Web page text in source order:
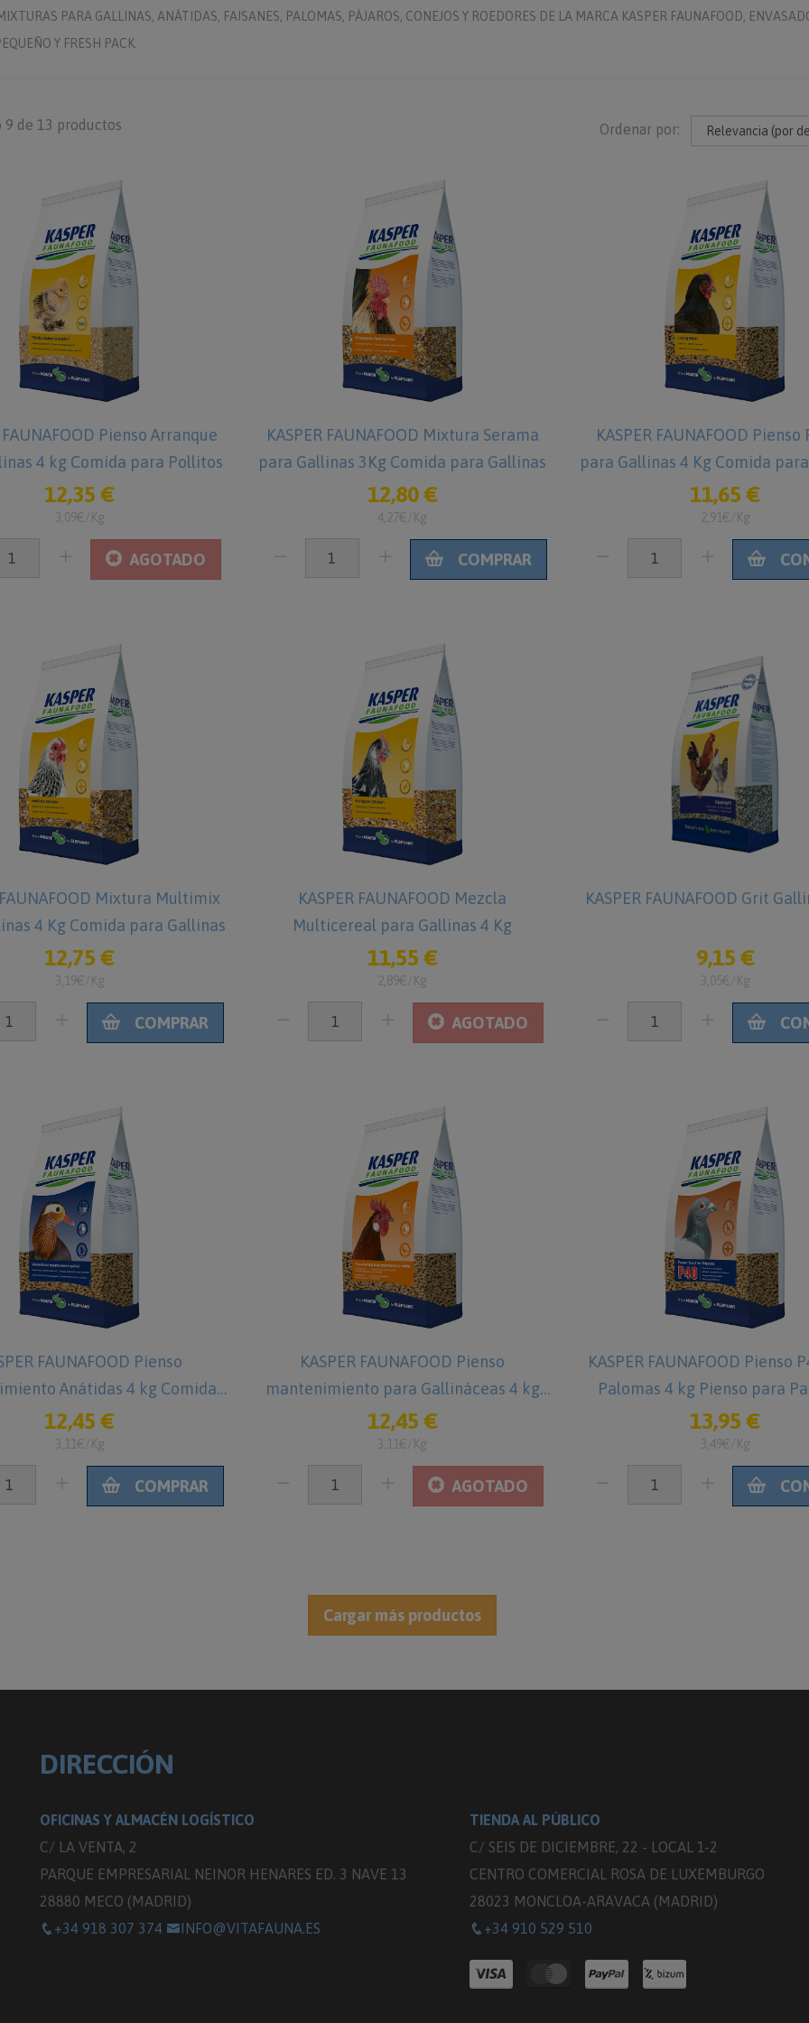
PARA GALLINAS, ANÁTIDAS, FAISANES, PALOMAS, PÁJAROS, CONEJOS Y ROEDORES DE LA MARCA KASPER FAUNAFOOD,
Y FRESH PACK.
9 de 13 productos Ordenar por:
FAUNAFOOD Pienso Arranque
4 kg Comida para Pollitos
12,35 €
3,09€/Kg
AGOTADO
KASPER FAUNAFOOD Mixtura Serama
para Gallinas 3Kg Comida para Gallinas
12,80 €
4,27€/Kg
COMPRAR
KASPER FAUNAFOOD Pienso
para Gallinas 4 Kg Comida
11,65 €
2,91€/Kg
FAUNAFOOD Mixtura Multimix
4 Kg Comida para Gallinas
12,75 €
3,19€/Kg
COMPRAR
KASPER FAUNAFOOD Mezcla
Multicereal para Gallinas 4 Kg
11,55 €
2,89€/Kg
AGOTADO
KASPER FAUNAFOOD Grit
9,15 €
3,05€/Kg
FAUNAFOOD Pienso
Anátidas 4 kg Comida
para Patos
12,45 €
3,11€/Kg
COMPRAR
KASPER FAUNAFOOD Pienso
mantenimiento para Gallináceas 4 kg
Comida para Faisanes
12,45 €
3,11€/Kg
AGOTADO
KASPER FAUNAFOOD Pienso
Palomas 4 kg Pienso para
13,95 €
3,49€/Kg
DIRECCIÓN
OFICINAS Y ALMACÉN LOGÍSTICO
C/ LA VENTA, 2
PARQUE EMPRESARIAL NEINOR HENARES ED. 3 NAVE 13
28880 MECO (MADRID)
+34 918 307 374
INFO@VITAFAUNA.ES
TIENDA AL PÚBLICO
C/ SEIS DE DICIEMBRE, 22 - LOCAL 1-2
CENTRO COMERCIAL ROSA DE LUXEMBURGO
28023 MONCLOA-ARAVACA (MADRID)
+34 910 529 510